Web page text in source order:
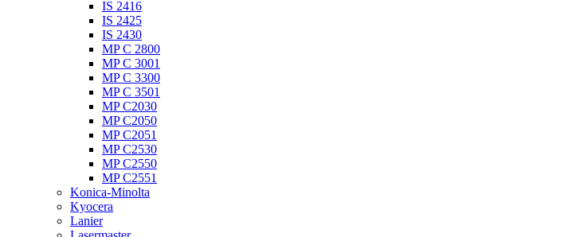
IS 2416
IS 2425
IS 2430
MP C 2800
MP C 3001
MP C 3300
MP C 3501
MP C2030
MP C2050
MP C2051
MP C2530
MP C2550
MP C2551
Konica-Minolta
Kyocera
Lanier